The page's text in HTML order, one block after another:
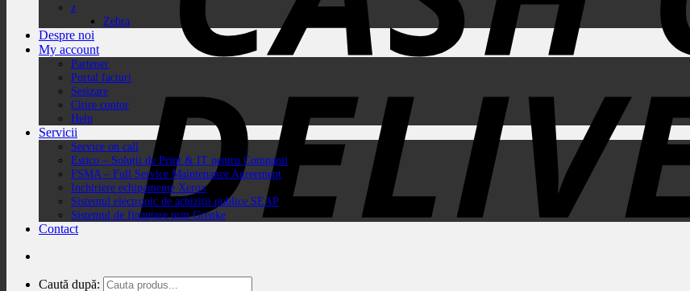
z
Zebra
Despre noi
My account
Partener
Portal facturi
Sesizare
Citire contor
Help
Servicii
Service on call
Estico – Soluții de Print & IT pentru Companii
FSMA – Full Service Maintenance Agreement
Inchiriere echipamente Xerox
Sistemul electronic de achiziții publice SEAP
Sistemul de finanțare prin Grenke
Contact
Caută după: